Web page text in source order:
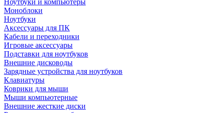
Ноутбуки и компьютеры
Моноблоки
Ноутбуки
Аксессуары для ПК
Кабели и переходники
Игровые аксессуары
Подставки для ноутбуков
Внешние дисководы
Зарядные устройства для ноутбуков
Клавиатуры
Коврики для мыши
Мыши компьютерные
Внешние жесткие диски